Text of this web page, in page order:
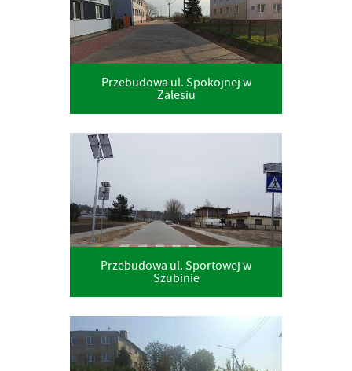
Przebudowa ul. Spokojnej w
Zalesiu
Przebudowa ul. Sportowej w
Szubinie